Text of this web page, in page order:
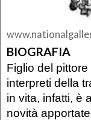
BIOGRAFIA
Figlio del
interpreti della
in vita, infatti, è
novità